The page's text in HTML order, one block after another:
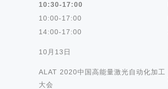
10:30-17:00
10:00-17:00
14:00-17:00
10月13日
ALAT 2020中国高能量激光自动化加工
大会